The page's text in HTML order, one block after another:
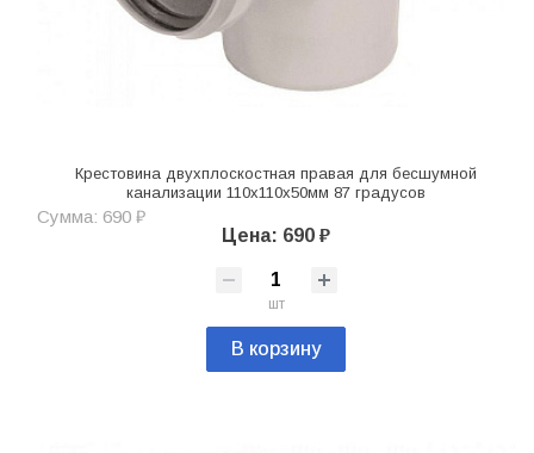
Крестовина двухплоскостная правая для бесшумной
канализации 110х110х50мм 87 градусов
Сумма: 690 ₽
Цена: 690 ₽
шт
В корзину